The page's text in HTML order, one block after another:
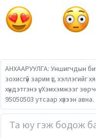
АНХААРУУЛГА: Уншигчдын
зохисгүй зарим үг,
хүндэтгэнэ үү. Хэмхэмжээг
95050503 утсаар хүлээн авна.